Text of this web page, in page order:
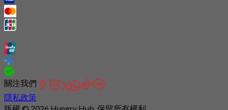
關注我們
隱私政策
版權 © 2026 Hungry Hub. 保留所有權利.